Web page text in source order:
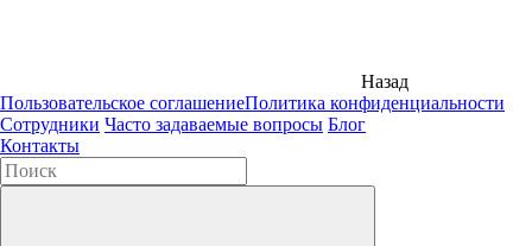
Назад
Пользовательское соглашениеПолитика конфиденциальности
Сотрудники Часто задаваемые вопросы Блог
Контакты